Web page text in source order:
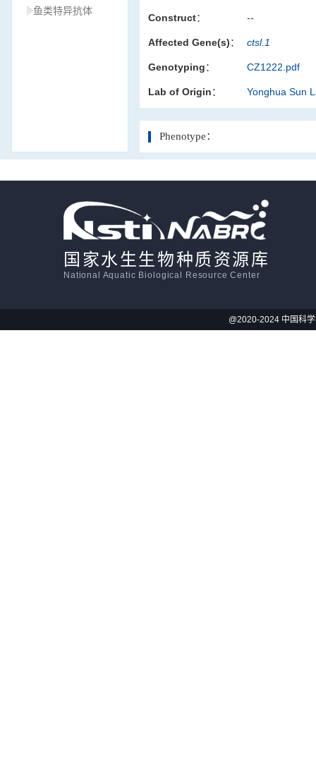
鱼类特异抗体
Construct： --
Affected Gene(s)： ctsl.1
Genotyping： CZ1222.pdf
Lab of Origin： Yonghua Sun
Phenotype：
国家水生生物种质资源库
National Aquatic Biological Resource Center
@2020-2024 中国科